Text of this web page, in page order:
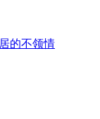
的不领情